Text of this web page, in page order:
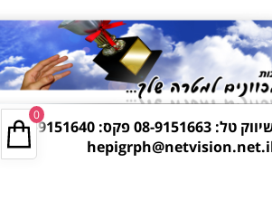
טל: 08-9151663
פקס: 08-9151640
0